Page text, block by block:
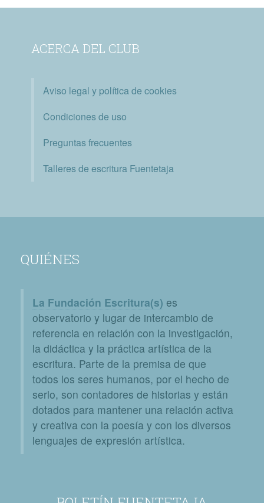
ACERCA DEL CLUB
Aviso legal y política de cookies
Condiciones de uso
Preguntas frecuentes
Talleres de escritura Fuentetaja
QUIÉNES
La Fundación Escritura(s) es
observatorio y lugar de intercambio de
referencia en relación con la investigación,
la didáctica y la práctica artística de la
escritura. Parte de la premisa de que
todos los seres humanos, por el hecho de
serlo, son contadores de historias y están
dotados para mantener una relación activa
y creativa con la poesía y con los diversos
lenguajes de expresión artística.